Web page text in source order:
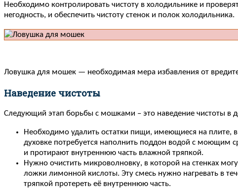
Необходимо контролировать чистоту в холодильнике и
негодность, и обеспечить чистоту стенок и полок холодильника.
Ловушка для мошек — необходимая мера избавления от
Наведение чистоты
Следующий этап борьбы с мошками – это наведение чистоты в
Необходимо удалить остатки пищи, имеющиеся на плите,
духовке потребуется наполнить поддон водой с моющим
и протирают внутреннюю часть влажной тряпкой.
Нужно очистить микроволновку, в которой на стенках
ложки лимонной кислоты. Эту смесь нужно нагревать в
тряпкой протереть её внутреннюю часть.